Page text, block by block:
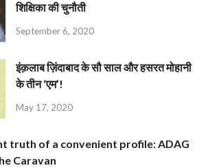
शिक्षिका की चुनौती
September 6, 2020
इंक़लाब ज़िंदाबाद के सौ साल और हसरत मोहानी
के तीन ‘एम’!
May 17, 2020
truth of a convenient profile: ADAG
Caravan